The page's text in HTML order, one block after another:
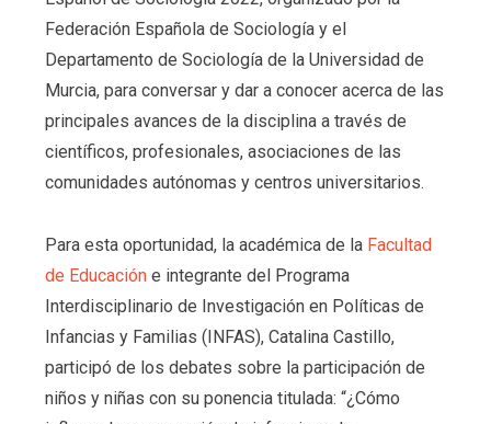
Federación Española de Sociología y el
Departamento de Sociología de la Universidad de
Murcia, para conversar y dar a conocer acerca de las
principales avances de la disciplina a través de
científicos, profesionales, asociaciones de las
comunidades autónomas y centros universitarios.
Para esta oportunidad, la académica de la Facultad
de Educacióne integrante del Programa
Interdisciplinario de Investigación en Políticas de
Infancias y Familias (INFAS), Catalina Castillo,
participó de los debates sobre la participación de
niños y niñas con su ponencia titulada: “¿Cómo